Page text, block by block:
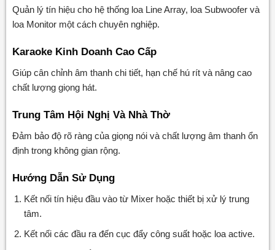
Quản lý tín hiệu cho hệ thống loa Line Array, loa Subwoofer và
loa Monitor một cách chuyên nghiệp.
Karaoke Kinh Doanh Cao Cấp
Giúp cân chỉnh âm thanh chi tiết, hạn chế hú rít và nâng cao
chất lượng giọng hát.
Trung Tâm Hội Nghị Và Nhà Thờ
Đảm bảo độ rõ ràng của giọng nói và chất lượng âm thanh ổn
định trong không gian rộng.
Hướng Dẫn Sử Dụng
Kết nối tín hiệu đầu vào từ Mixer hoặc thiết bị xử lý trung
tâm.
Kết nối các đầu ra đến cục đẩy công suất hoặc loa active.